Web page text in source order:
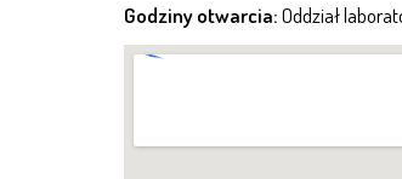
Godziny otwarcia:Oddział